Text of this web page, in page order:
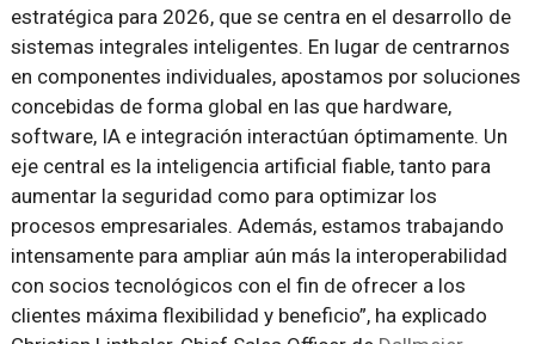
estratégica para 2026, que se centra en el desarrollo de
sistemas integrales inteligentes. En lugar de centrarnos
en componentes individuales, apostamos por soluciones
concebidas de forma global en las que hardware,
software, IA e integración interactúan óptimamente. Un
eje central es la inteligencia artificial fiable, tanto para
aumentar la seguridad como para optimizar los
procesos empresariales. Además, estamos trabajando
intensamente para ampliar aún más la interoperabilidad
con socios tecnológicos con el fin de ofrecer a los
clientes máxima flexibilidad y beneficio”, ha explicado